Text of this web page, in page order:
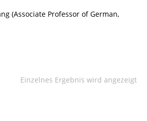
(Associate Professor of German,
Einzelnes Ergebnis wird angezeigt